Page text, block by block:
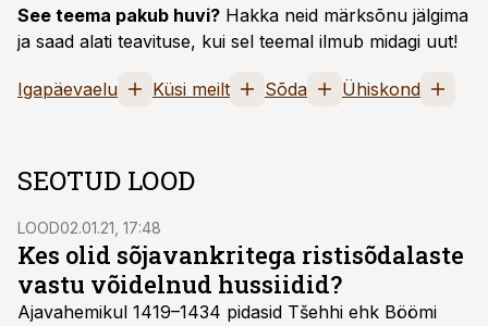
See teema pakub huvi? Hakka neid märksõnu jälgima
ja saad alati teavituse, kui sel teemal ilmub midagi uut!
Igapäevaelu Küsi meilt Sõda Ühiskond
SEOTUD LOOD
LOOD02.01.21, 17:48
Kes olid sõjavankritega ristisõdalaste
vastu võidelnud hussiidid?
Ajavahemikul 1419–1434 pidasid Tšehhi ehk Böömi